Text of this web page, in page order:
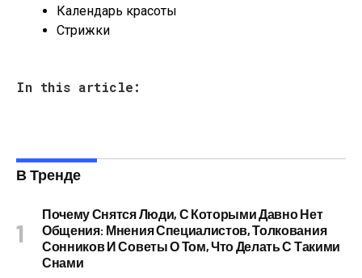
Календарь красоты
Стрижки
In this article:
В Тренде
Почему Снятся Люди, С Которыми Давно Нет
Общения: Мнения Специалистов, Толкования
Сонников И Советы О Том, Что Делать С Такими
Снами